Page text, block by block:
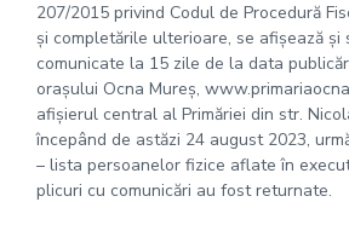
207/2015 privind Codul de Procedură
și completările ulterioare, se afișează și
comunicate la 15 zile de la data
orașului Ocna Mureș,
afișierul central al Primăriei din str.
începând de astăzi 24 august 2023,
– lista persoanelor fizice aflate în
plicuri cu comunicări au fost returnate.